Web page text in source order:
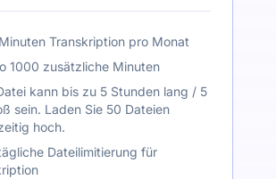
Transkription pro Monat
1000 zusätzliche Minuten
kann bis zu 5 Stunden lang / 5
sein. Laden Sie 50 Dateien
hoch.
Dateilimitierung für